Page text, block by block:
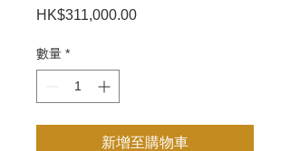
HK$311,000.00價
數量 *
新增至購物車